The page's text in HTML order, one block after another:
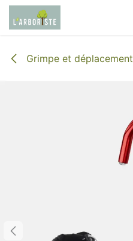
Se rendre au contenu
Grimpe et déplacement